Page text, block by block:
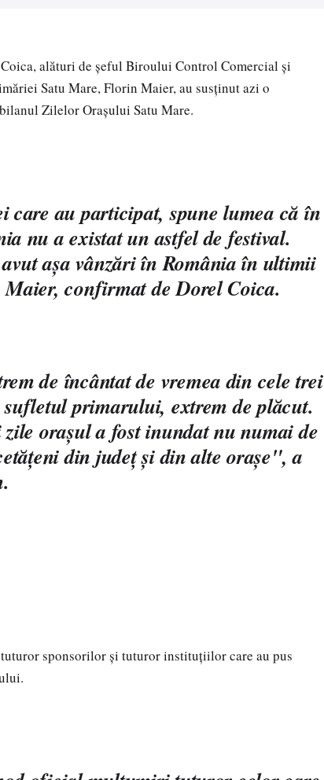
alături de şeful Biroului Control Comercial şi
Satu Mare, Florin Maier, au susţinut azi o
Zilelor Oraşului Satu Mare.
care au participat, spune lumea că în
nu a existat un astfel de festival.
aşa vânzări în România în ultimii
confirmat de Dorel Coica.
de încântat de vremea din cele trei
primarului, extrem de plăcut.
oraşul a fost inundat nu numai de
din judeţ şi din alte oraşe", a
sponsorilor şi tuturor instituţiilor care au pus